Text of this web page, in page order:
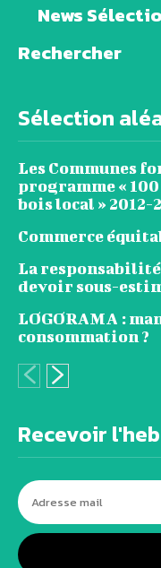
News
Rechercher
Sélection
Les Communes
programme «
bois local » 2012-
Commerce
La
devoir sous-
LOGORAMA :
consommation ?
Recevoir